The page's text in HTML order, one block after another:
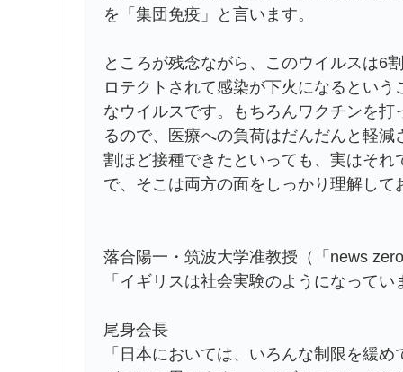
を「集団免疫」と言います。
ところが残念ながら、このウイルスは6
ロテクトされて感染が下火になるとい
なウイルスです。もちろんワクチンを
るので、医療への負荷はだんだんと軽
割ほど接種できたといっても、実はそ
で、そこは両方の面をしっかり理解し
落合陽一・筑波大学准教授（「news
「イギリスは社会実験のようになって
尾身会長
「日本においては、いろんな制限を緩